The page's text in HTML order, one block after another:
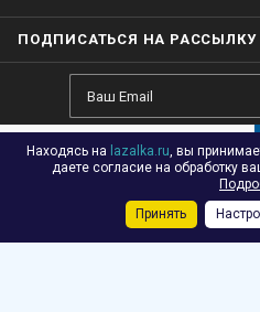
ПОДПИСАТЬСЯ НА РАССЫЛКУ
2026 © Лазалка - интернет-
Находясь на lazalka.ru, вы
даете согласие на обработку
Принять
Акции Корзина